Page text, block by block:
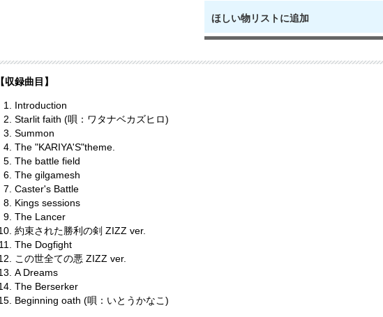
ほしい物リストに追加
【収録曲目】
Introduction
Starlit faith (唄：ワタナベカズヒロ)
Summon
The "KARIYA'S"theme.
The battle field
The gilgamesh
Caster's Battle
Kings sessions
The Lancer
約束された勝利の剣 ZIZZ ver.
The Dogfight
この世全ての悪 ZIZZ ver.
A Dreams
The Berserker
Beginning oath (唄：いとうかなこ)